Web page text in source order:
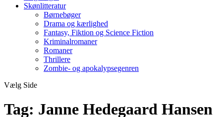
Skønlitteratur
Børnebøger
Drama og kærlighed
Fantasy, Fiktion og Science Fiction
Kriminalromaner
Romaner
Thrillere
Zombie- og apokalypsegenren
Vælg Side
Tag: Janne Hedegaard Hansen